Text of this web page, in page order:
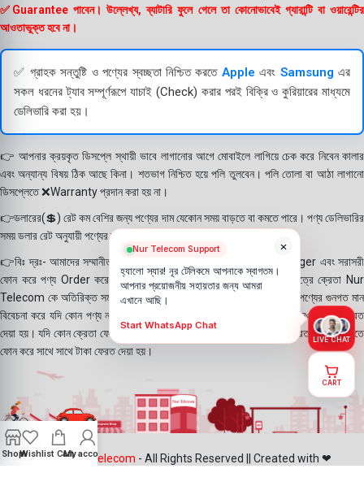
✅Guarantee পাবেন। উল্লেখ্য, ব্যাটারি ফুলে গেলে তা কোনোভাবেই গ্যারান্টি বা ওয়ারেন্টির
আওতাভুক্ত হবে না।
✅ গ্রাহক সন্তুষ্টি ও পণ্যের স্বচ্ছতা নিশ্চিত করতে Apple এবং Samsung এর
সকল ধরনের ট্যাব সম্পূর্ণরূপে যাচাই (Check) করার পরই বিক্রি ও কুরিয়ারের মাধ্যমে
ডেলিভারি করা হয়।
👉 আপনার ক্রয়কৃত ডিসপ্লে স্থায়ী ভাবে লাগানোর আগে মোবাইলে লাগিয়ে চেক করে নিবেন কালার
এবং অন্যান্য বিষয় ঠিক আছে কিনা। শতভাগ নিশ্চিত হয়ে পলি তুলবেন। পলি তোলা বা আঠা লাগানো
ডিসপ্লেতে ❌Warranty প্রদান করা হয় না।
👉ডলারের(💲) রেট কম বেশির জন্য পণ্যের দাম যেকোন সময় বাড়তে বা কমতে পারে। পণ্য ডেলিভারির
সময় ডলার রেট অনুযায়ী পণ্যের দাম নির্ধারণ করা হয়।
👉বিঃ দ্রঃ- আমাদের সম্মানীত ক্রেতাগন Website, Whatsapp, Messenger এবং সরাসরী
ফোন করে পণ্য Order করে থাকে। যদি কোন পণ্য stock এ না থাকে সেক্ষেত্রে ক্রেতা Nur
Telecom কে অতিরিক্ত সময় দিয়েও পণ্যটি নিতে আগ্রহ প্রকাশ করে থাকেন। পণ্যের গুনগত মান
বিবেচনা করে যদি কোন পণ্য না দিতে পারি সেক্ষেত্রে ক্রেতাকে ফোন করে অগ্রিম নেওয়া টাকা ফেরত
দেয়া হয়। যদি কোন ক্রেতা ফোন না ধরে সেক্ষেত্রে Nur Telecom দায়ী নয়। ক্রেতা যদি পরবর্তীতে
ফোন করে সাথে সাথে টাকা ফেরত দেয়া হয়।
©2025Nur Telecom - All Rights Reserved || Created with ❤
ShopWishlist CartMy account
×
Nur Telecom Support
হ্যালো স্যার! নূর টেলিকমে আপনাকে স্বাগতম।
আপনার প্রয়োজনীয় সহায়তার জন্য আমরা
এখানে আছি।
Start WhatsApp Chat
LIVE CHAT
CART